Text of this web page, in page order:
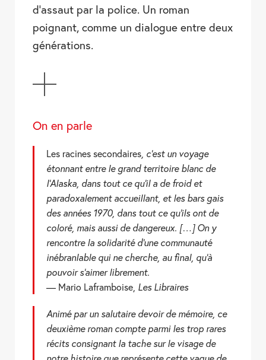
d’assaut par la police. Un roman
poignant, comme un dialogue entre deux
générations.
On en parle
Les racines secondaires, c’est un voyage
étonnant entre le grand territoire blanc de
l’Alaska, dans tout ce qu’il a de froid et
paradoxalement accueillant, et les bars gais
des années 1970, dans tout ce qu’ils ont de
coloré, mais aussi de dangereux. […] On y
rencontre la solidarité d’une communauté
inébranlable qui ne cherche, au final, qu’à
pouvoir s’aimer librement.
— Mario Laframboise, Les Libraires
Animé par un salutaire devoir de mémoire, ce
deuxième roman compte parmi les trop rares
récits consignant la tache sur le visage de